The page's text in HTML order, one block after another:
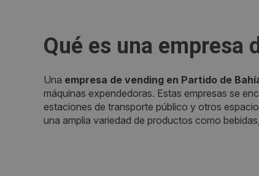
Qué es una empresa
Una empresa de vending en Partido de
máquinas expendedoras. Estas empresas se
estaciones de transporte público y otros
una amplia variedad de productos como